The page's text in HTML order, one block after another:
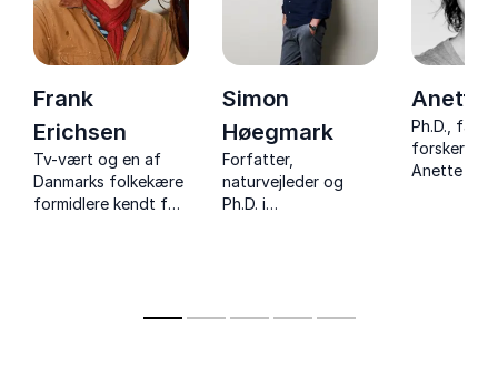
Frank
Erichsen
Tv-vært og en af
Danmarks folkekære
formidlere kendt for
og tage ansvar for
Simon
Høegmark
Forfatter,
naturvejleder og
Ph.D. i
kræfter.
Anette
Ph.D.,
forsker og
Anette